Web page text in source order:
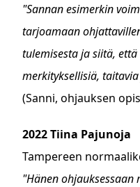
"Sannan esimerkin
tarjoamaan
tulemisesta ja siitä,
merkityksellisiä,
(Sanni, ohjauksen
2022 Tiina Pajunoja
Tampereen
"Hänen